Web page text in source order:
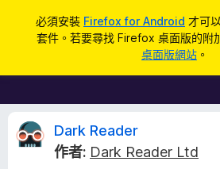
必須安裝 Firefox for Android 才可
套件。若要尋找 Firefox 桌面版的附
桌面版網站 。
F
i
e
x
D
Dark Reader
作者: Dark Reader Ltd